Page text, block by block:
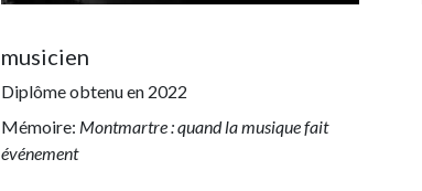
musicien
Diplôme obtenu en 2022
Mémoire: Montmartre : quand la musique fait
événement